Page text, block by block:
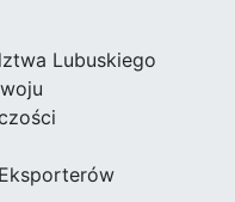
Lubuskiego